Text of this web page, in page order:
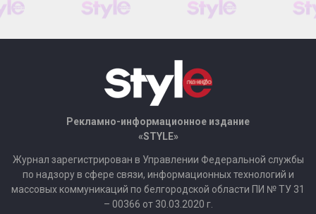
Рекламно-информационное издание
«STYLE»
Журнал зарегистрирован в Управлении Федеральной службы
по надзору в сфере связи, информационных технологий и
массовых коммуникаций по белгородской области ПИ № ТУ 31
– 00366 от 30.03.2020 г.